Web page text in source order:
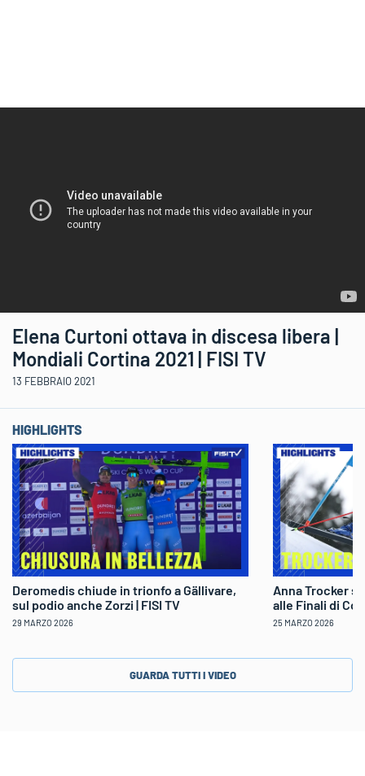
Elena Curtoni ottava in discesa libera |
Mondiali Cortina 2021 | FISI TV
13 FEBBRAIO 2021
HIGHLIGHTS
Deromedis chiude in trionfo a Gällivare,
sul podio anche Zorzi | FISI TV
29 MARZO 2026
Anna Trocker
alle Finali di
25 MARZO 2026
GUARDA TUTTI I VIDEO